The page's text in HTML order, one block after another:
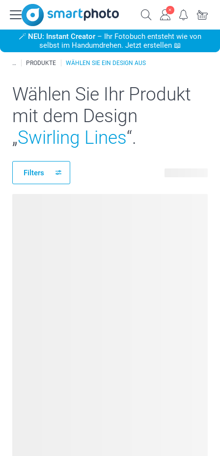
🪄 NEU: Instant Creator – Ihr Fotobuch entsteht wie von
selbst im Handumdrehen. Jetzt erstellen 📖
PRODUKTE WÄHLEN SIE EIN DESIGN AUS
Wählen Sie Ihr Produkt
mit dem Design
„Swirling Lines“.
Filters